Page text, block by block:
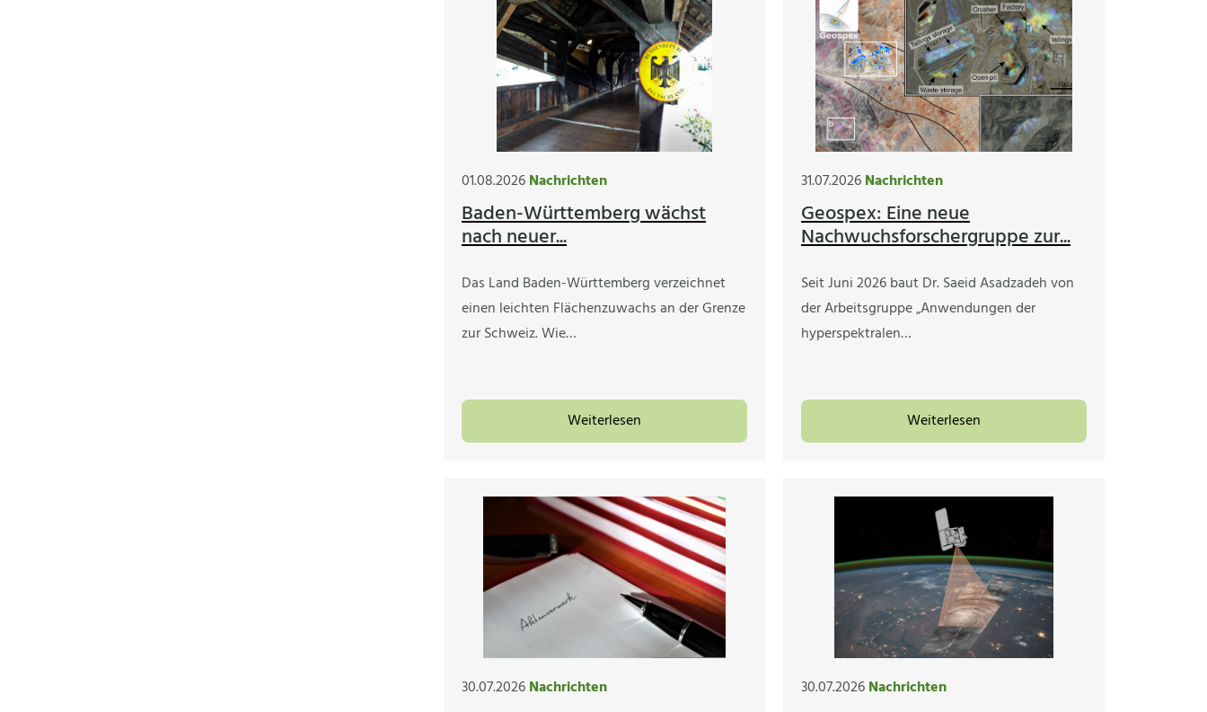
01.08.2026Nachrichten
Baden-Württemberg wächst
nach neuer...
Das Land Baden-Württemberg verzeichnet
einen leichten Flächenzuwachs an der Grenze
zur Schweiz. Wie…
Weiterlesen
31.07.2026Nachrichten
Geospex: Eine neue
Nachwuchsforschergruppe zur...
Seit Juni 2026 baut Dr. Saeid Asadzadeh von
der Arbeitsgruppe „Anwendungen der
hyperspektralen…
Weiterlesen
30.07.2026Nachrichten 30.07.2026Nachrichten